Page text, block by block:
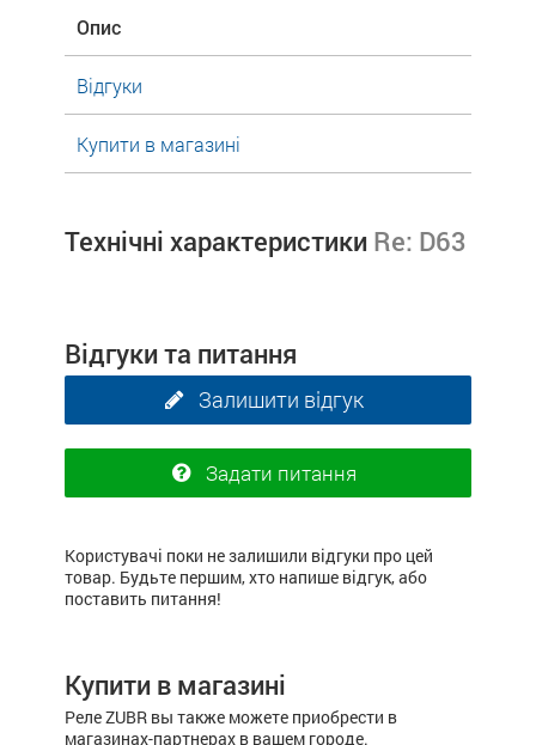
Опис
Відгуки
Купити в магазині
Технічні характеристики Re: D63
Відгуки та питання
Залишити відгук
Задати питання
Користувачі поки не залишили відгуки про цей
товар. Будьте першим, хто напише відгук, або
поставить питання!
Купити в магазині
Реле ZUBR вы также можете приобрести в
магазинах-партнерах в вашем городе.